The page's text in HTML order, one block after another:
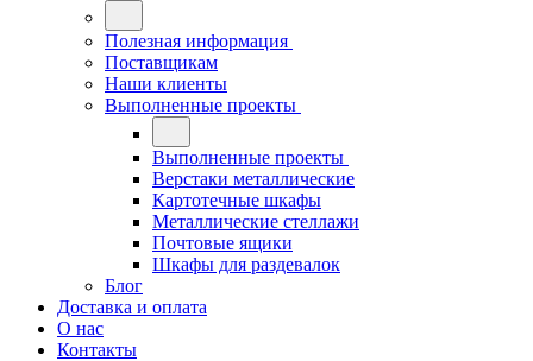
Полезная информация
Поставщикам
Наши клиенты
Выполненные проекты
Выполненные проекты
Верстаки металлические
Картотечные шкафы
Металлические стеллажи
Почтовые ящики
Шкафы для раздевалок
Блог
Доставка и оплата
О нас
Контакты